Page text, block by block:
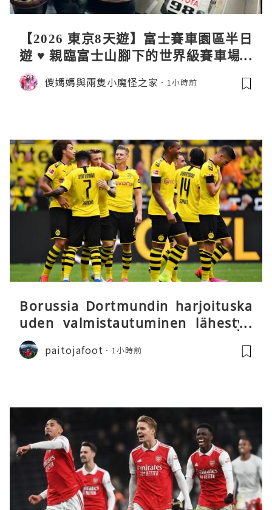
【2026 東京8天遊】富士賽車園區半日
遊 ♥ 親臨富士山腳下的世界級賽車場 F
uji SpeedWay。參觀富士賽車博物
館。到觀景餐廳邊觀賞賽車邊嘆午餐
儍媽媽與兩隻小魔怪之家 1小時前
Borussia Dortmundin harjoituska
uden valmistautuminen lähestyy
päätöstään
paitojafoot 1小時前